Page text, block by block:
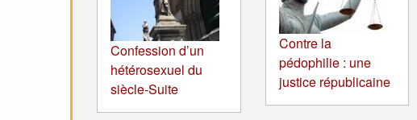
Confession d’un
hétérosexuel du
siècle-Suite
Contre la
pédophilie : une
justice républicaine